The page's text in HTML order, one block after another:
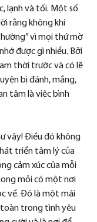
lạnh và tối. Một số
rằng không khí
vì mọi thứ mờ
được gì nhiều. Bởi
thời trước và có lẽ
bị đánh, mắng,
tâm là việc bình
vậy! Điều đó không
triển tâm lý của
cảm xúc của mỗi
mỏi có một nơi
về. Đó là một mái
toàn trong tình yêu